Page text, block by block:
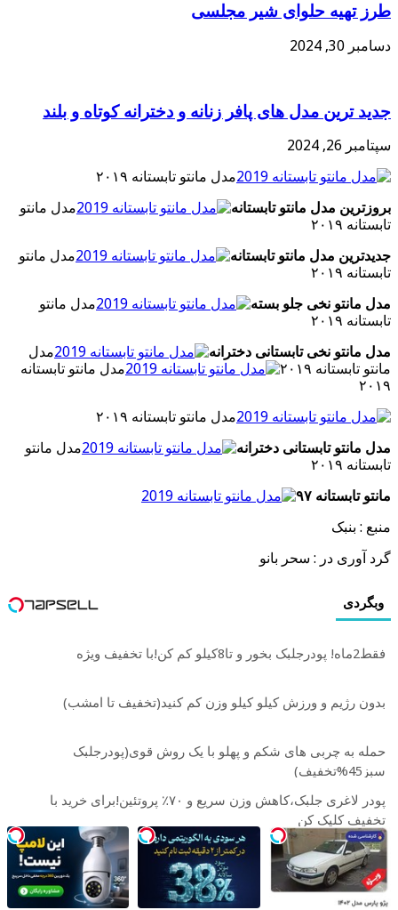
طرز تهیه حلوای شیر مجلسی
دسامبر 30, 2024
جدید ترین مدل های پافر زنانه و دخترانه کوتاه و بلند
سپتامبر 26, 2024
مدل مانتو تابستانه ۲۰۱۹
بروزترین مدل مانتو تابستانه
مدل مانتو
تابستانه ۲۰۱۹
جدیدترین مدل مانتو تابستانه
مدل مانتو
تابستانه ۲۰۱۹
مدل مانتو نخی جلو بسته
مدل مانتو
تابستانه ۲۰۱۹
مدل مانتو نخی تابستانی دخترانه
مدل
مانتو تابستانه ۲۰۱۹
مدل مانتو تابستانه
۲۰۱۹
مدل مانتو تابستانه ۲۰۱۹
مدل مانتو تابستانی دخترانه
مدل مانتو
تابستانه ۲۰۱۹
مانتو تابستانه ۹۷
منبع : بنبک
گرد آوری در : سحر بانو
وبگردی
فقط2ماه! پودرجلبک بخور و تا8کیلو کم کن!با تخفیف ویژه
بدون رژیم و ورزش کیلو کیلو وزن کم کنید(تخفیف تا امشب)
حمله به چربی های شکم و پهلو با یک روش قوی(پودرجلبک
سبز45%تخفیف)
پودر لاغری جلبک،کاهش وزن سریع و ۷۰٪ پروتئین!برای خرید با
تخفیف کلیک کن